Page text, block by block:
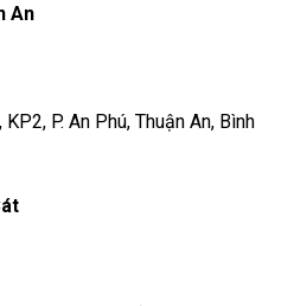
An
P. An Phú, Thuận An, Bình